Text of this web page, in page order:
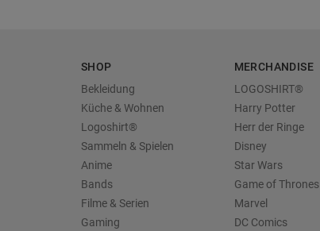
SHOP
Bekleidung
Küche & Wohnen
Logoshirt®
Sammeln & Spielen
Anime
Bands
Filme & Serien
Gaming
MERCHANDISE
LOGOSHIRT®
Harry Potter
Herr der Ringe
Disney
Star Wars
Game of Thrones
Marvel
DC Comics